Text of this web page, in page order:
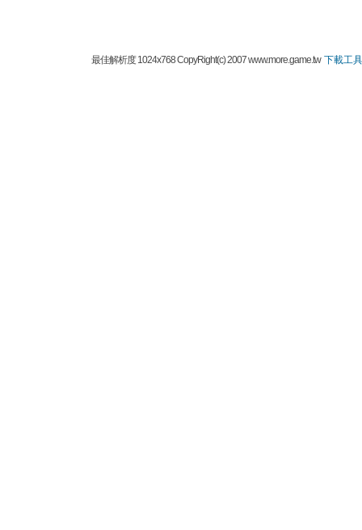
最佳解析度 1024x768 CopyRight(c) 2007 www.more.game.tw下載工